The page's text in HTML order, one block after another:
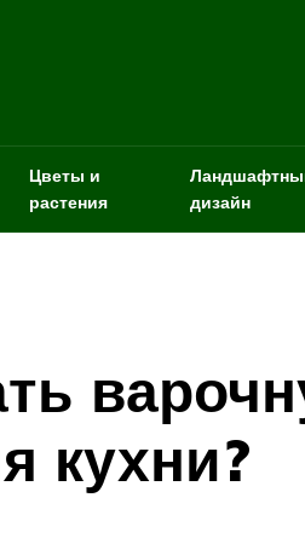
Цветы и
растения
дизайн
кухни?